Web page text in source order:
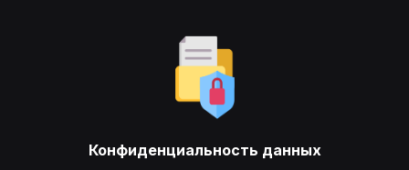
Конфиденциальность данных